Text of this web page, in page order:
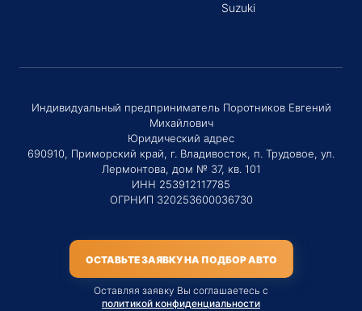
Suzuki
Индивидуальный предприниматель Поротников Евгений
Михайлович
Юридический адрес
690910, Приморский край, г. Владивосток, п. Трудовое, ул.
Лермонтова, дом № 37, кв. 101
ИНН 253912117785
ОГРНИП 320253600036730
ОСТАВЬТЕ ЗАЯВКУ НА ПОДБОР АВТО
Оставляя заявку Вы соглашаетесь с
политикой конфиденциальности